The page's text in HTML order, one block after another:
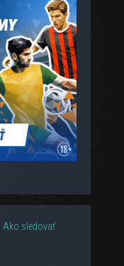
Ako sledovať